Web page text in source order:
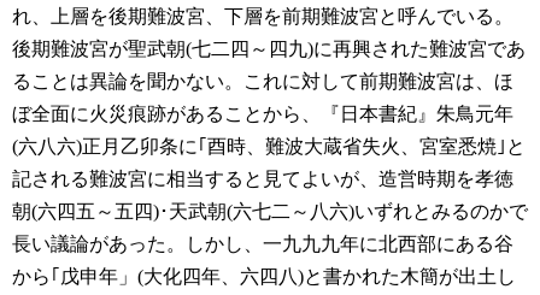
れ、上層を後期難波宮、下層を前期難波宮と呼んでいる。
後期難波宮が聖武朝(七二四～四九)に再興された難波宮であ
ることは異論を聞かない。これに対して前期難波宮は、ほ
ぼ全面に火災痕跡があることから、『日本書紀』朱鳥元年
(六八六)正月乙卯条に｢酉時、難波大蔵省失火、宮室悉焼｣と
記される難波宮に相当すると見てよいが、造営時期を孝徳
朝(六四五～五四)･天武朝(六七二～八六)いずれとみるのかで
長い議論があった。しかし、一九九九年に北西部にある谷
から｢戊申年」(大化四年、六四八)と書かれた木簡が出土し